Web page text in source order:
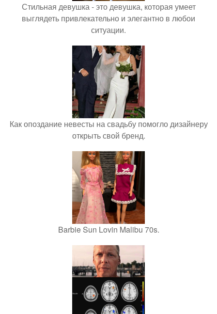
Стильная девушка - это девушка, которая умеет
выглядеть привлекательно и элегантно в любои
ситуации.
Как опоздание невесты на свадьбу помогло дизайнеру
открыть свой бренд.
Barbie Sun Lovin Malibu 70s.